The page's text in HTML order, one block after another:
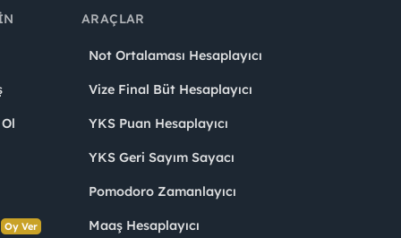
Oy Ver
ARAÇLAR
Not Ortalaması Hesaplayıcı
Vize Final Büt Hesaplayıcı
YKS Puan Hesaplayıcı
YKS Geri Sayım Sayacı
Pomodoro Zamanlayıcı
Maaş Hesaplayıcı